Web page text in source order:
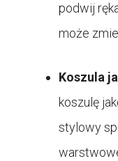
podwij
może
Koszula
koszulę
stylowy